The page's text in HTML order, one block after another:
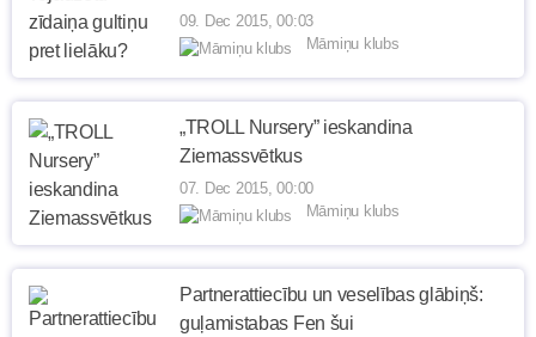
09. Dec 2015, 00:03
Māmiņu klubs
„TROLL Nursery” ieskandina
Ziemassvētkus
07. Dec 2015, 00:00
Māmiņu klubs
Partnerattiecību un veselības glābiņš:
guļamistabas Fen šui